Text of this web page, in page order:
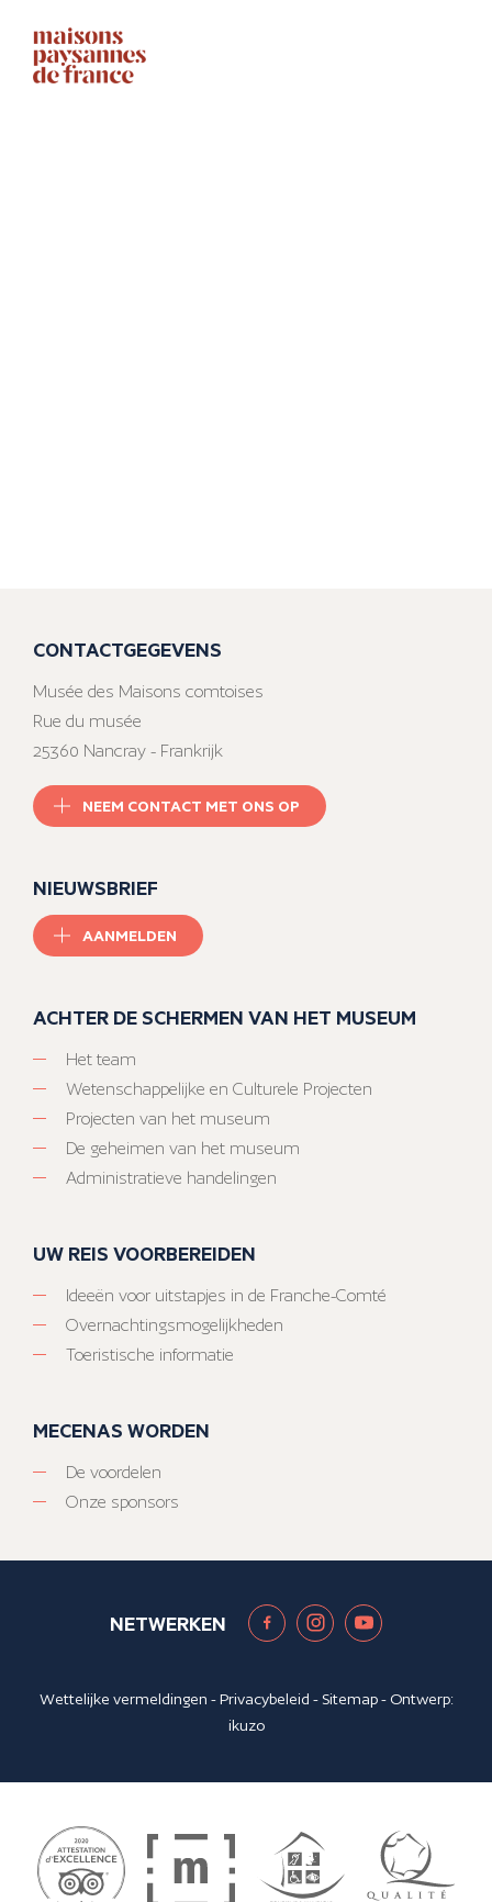
CONTACTGEGEVENS
Musée des Maisons comtoises
Rue du musée
25360 Nancray - Frankrijk
NEEM CONTACT MET ONS OP
NIEUWSBRIEF
AANMELDEN
ACHTER DE SCHERMEN VAN HET MUSEUM
Het team
Wetenschappelijke en Culturele Projecten
Projecten van het museum
De geheimen van het museum
Administratieve handelingen
UW REIS VOORBEREIDEN
Ideeën voor uitstapjes in de Franche-Comté
Overnachtingsmogelijkheden
Toeristische informatie
MECENAS WORDEN
De voordelen
Onze sponsors
NETWERKEN
Wettelijke vermeldingen -Privacybeleid - Sitemap- Ontwerp:
ikuzo